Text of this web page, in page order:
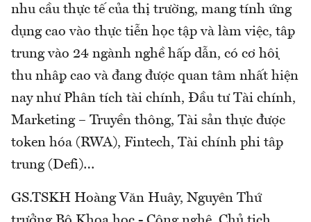
nhu cầu thực tế của thị trường, mang tính ứng
dụng cao vào thực tiễn học tập và làm việc, tập
trung vào 24 ngành nghề hấp dẫn, có cơ hội
thu nhập cao và đang được quan tâm nhất hiện
nay như Phân tích tài chính, Đầu tư Tài chính,
Marketing – Truyền thông, Tài sản thực được
token hóa (RWA), Fintech, Tài chính phi tập
trung (Defi)…
GS.TSKH Hoàng Văn Huây, Nguyên Thứ